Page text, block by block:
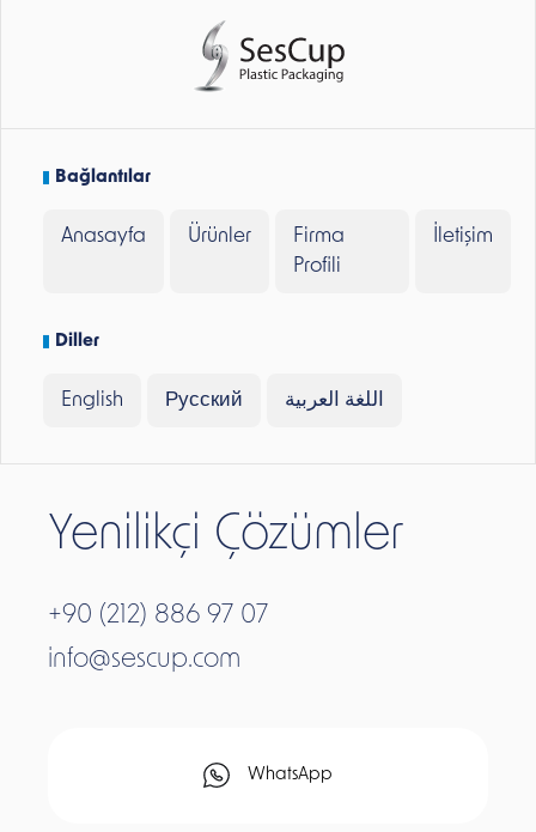
Bağlantılar
Anasayfa Ürünler
Firma
Profili
İletişim
Diller
English Русский اللغة العربية
Yenilikçi Çözümler
+90 (212) 886 97 07
info@sescup.com
WhatsApp